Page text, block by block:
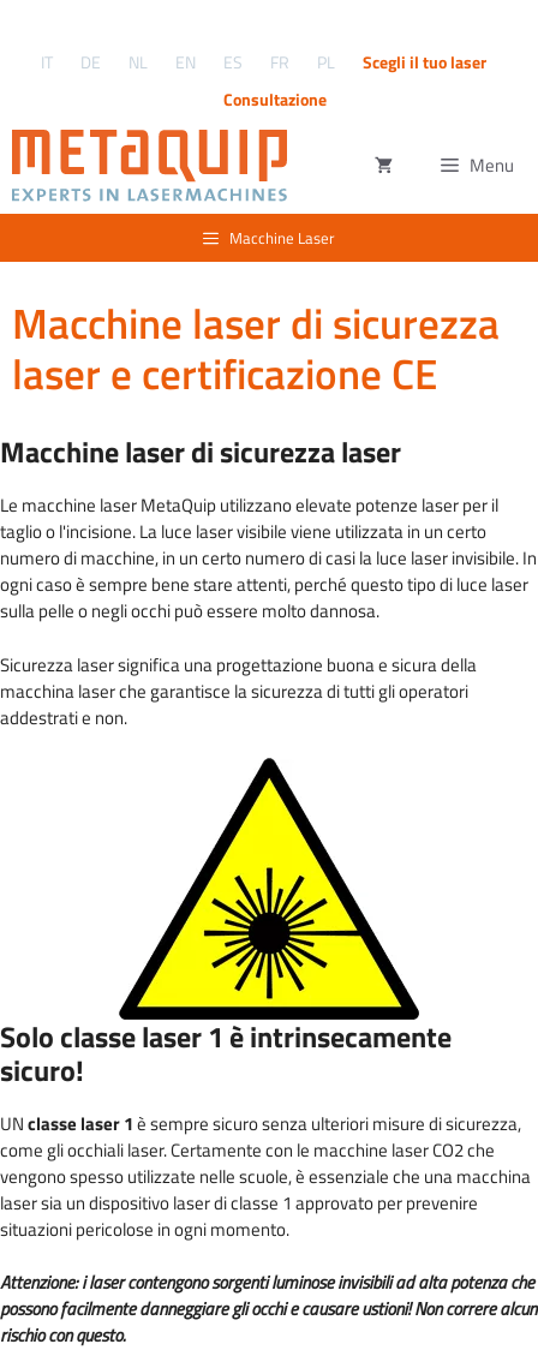
contenuto
IT DE NL EN ES FR PL
Scegli il tuo laser
Consultazione
Menu
Macchine Laser
Macchine laser di sicurezza
laser e certificazione CE
Macchine laser di sicurezza laser
Le macchine laser MetaQuip utilizzano elevate potenze laser per il
taglio o l'incisione. La luce laser visibile viene utilizzata in un certo
numero di macchine, in un certo numero di casi la luce laser invisibile. In
ogni caso è sempre bene stare attenti, perché questo tipo di luce laser
sulla pelle o negli occhi può essere molto dannosa.
Sicurezza laser significa una progettazione buona e sicura della
macchina laser che garantisce la sicurezza di tutti gli operatori
addestrati e non.
Soloclasse laser 1 è intrinsecamente
sicuro!
UNclasse laser 1è sempre sicuro senza ulteriori misure di sicurezza,
come gli occhiali laser. Certamente con le macchine laser CO2 che
vengono spesso utilizzate nelle scuole, è essenziale che una macchina
laser sia un dispositivo laser di classe 1 approvato per prevenire
situazioni pericolose in ogni momento.
Attenzione: i laser contengono sorgenti luminose invisibili ad alta potenza che
possono facilmente danneggiare gli occhi e causare ustioni! Non correre alcun
rischio con questo.